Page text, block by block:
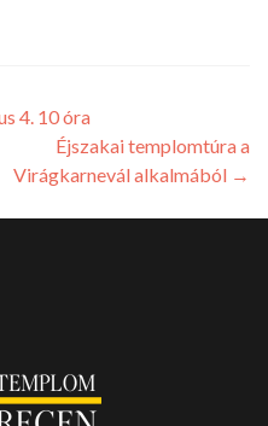
4. 10 óra
Éjszakai templomtúra a
Virágkarnevál alkalmából →